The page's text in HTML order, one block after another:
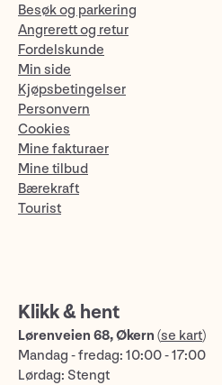
Besøk og parkering
Angrerett og retur
Fordelskunde
Min side
Kjøpsbetingelser
Personvern
Cookies
Mine fakturaer
Mine tilbud
Bærekraft
Tourist
Klikk & hent
Lørenveien 68, Økern (se kart)
Mandag - fredag: 10:00 - 17:00
Lørdag: Stengt